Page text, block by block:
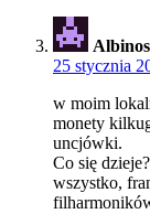
Albinos
25 stycznia
w moim
monety
uncjówki.
Co się
wszystko,